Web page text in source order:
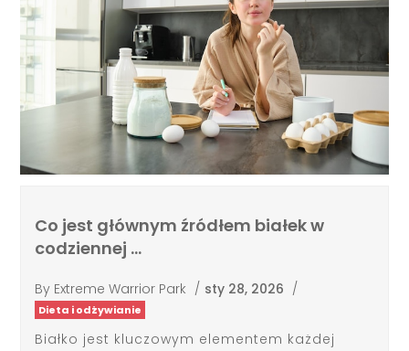
Co jest głównym źródłem białek w
ByExtreme Warrior Park / sty 28, 2026 /
Dieta i odżywianie
Białko jest kluczowym elementem każdej
codziennej diety. Jego obecność warunkuje...